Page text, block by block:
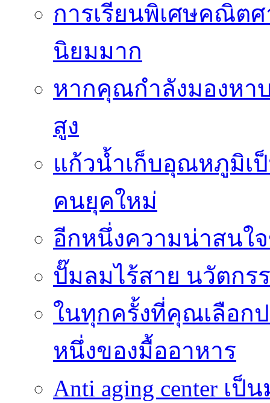
การเรียนพิเศษคณิต
นิยมมาก
หากคุณกำลังมองหา
สูง
แก้วน้ำเก็บอุณหภูมิเ
คนยุคใหม่
อีกหนึ่งความน่าสนใ
ปั๊มลมไร้สาย นวัตก
ในทุกครั้งที่คุณเลือก
หนึ่งของมื้ออาหาร
Anti aging center เ